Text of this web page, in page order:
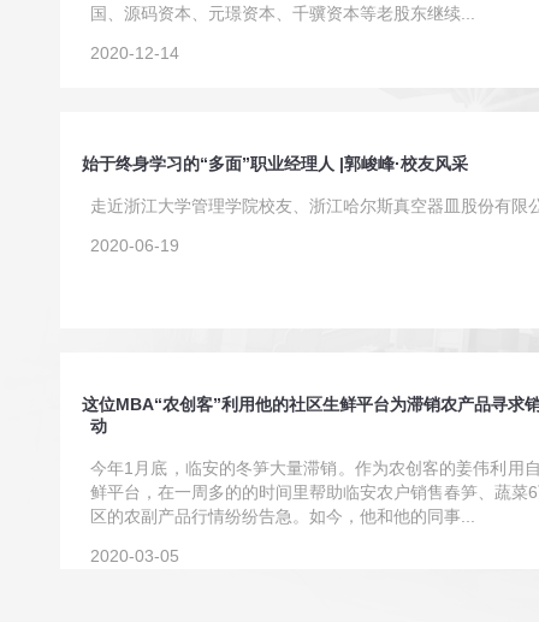
国、源码资本、元璟资本、千骥资本等老股东继续...
2020-12-14
始于终身学习的“多面”职业经理人 |郭峻峰·校友风采
走近浙江大学管理学院校友、浙江哈尔斯真空器皿股份有
2020-06-19
这位MBA“农创客”利用他的社区生鲜平台为滞销农产品寻求
动
今年1月底，临安的冬笋大量滞销。作为农创客的姜伟利用
鲜平台，在一周多的的时间里帮助临安农户销售春笋、蔬菜
区的农副产品行情纷纷告急。如今，他和他的同事...
2020-03-05